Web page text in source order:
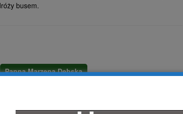
busem.
Panna Marzena Dębska